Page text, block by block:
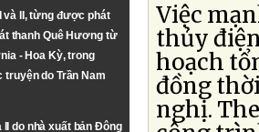
và II, từng được phát
thanh Quê Hương từ
- Hoa Kỳ, trong
do Trần Nam
II do nhà xuất bản Đông
Việc
thủy
hoạch
đồng
nghị.